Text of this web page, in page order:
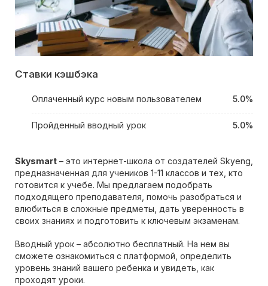
Ставки кэшбэка
Оплаченный курс новым пользователем 5.0%
Пройденный вводный урок 5.0%
Skysmart – это интернет-школа от создателей Skyeng,
предназначенная для учеников 1-11 классов и тех, кто
готовится к учебе. Мы предлагаем подобрать
подходящего преподавателя, помочь разобраться и
влюбиться в сложные предметы, дать уверенность в
своих знаниях и подготовить к ключевым экзаменам.
Вводный урок – абсолютно бесплатный. На нем вы
сможете ознакомиться с платформой, определить
уровень знаний вашего ребенка и увидеть, как
проходят уроки.